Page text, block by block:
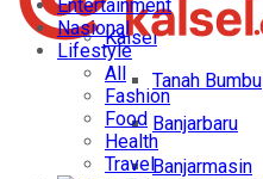
Kalsel
Tanah Bumbu
Banjarbaru
Banjarmasin
Entertainment
Nasional
Lifestyle
All
Fashion
Food
Health
Travel